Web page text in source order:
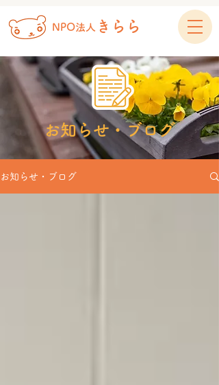
NPO法人 きらら
お知らせ・ブログ
お知らせ・ブログ